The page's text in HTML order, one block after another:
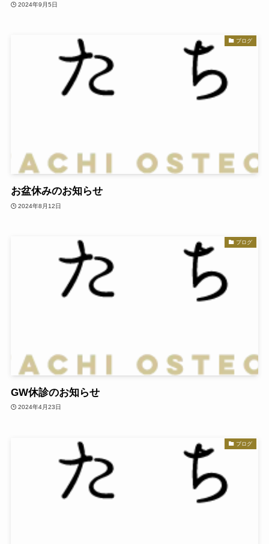
2024年9月5日
ブログ
お盆休みのお知らせ
2024年8月12日
ブログ
GW休診のお知らせ
2024年4月23日
ブログ